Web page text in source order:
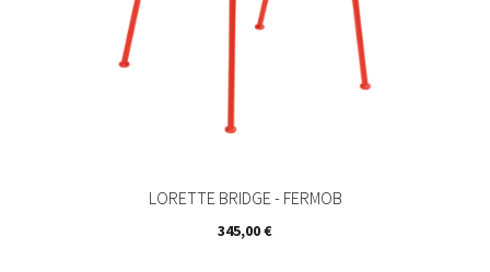
LORETTE BRIDGE - FERMOB
Prix
345,00 €